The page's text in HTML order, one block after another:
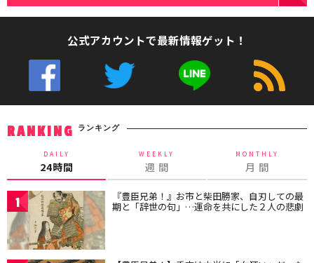
公式アカウントで最新情報ゲット！
RANKING ランキング
DAILY
24時間
WEEKLY
週 間
MONTHLY
月 間
1 『豊臣兄弟！』お市と柴田勝家、自刃しての最
期と「辞世の句」…運命を共にした２人の悲劇